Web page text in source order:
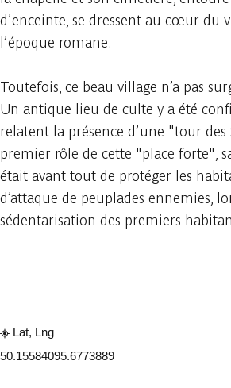
d’enceinte, se dressent au cœur du
l’époque romane.
Toutefois, ce beau village n’a pas
Un antique lieu de culte y a été
relatent la présence d’une "tour des
premier rôle de cette "place forte",
était avant tout de protéger les
d’attaque de peuplades ennemies,
sédentarisation des premiers
Lat, Lng
50.15584095.6773889